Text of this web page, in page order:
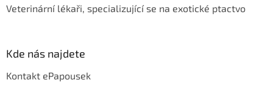
Veterinární lékaři, specializující se na exotické ptactvo
Kde nás najdete
Kontakt ePapousek